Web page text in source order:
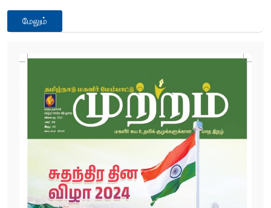
மேலும்